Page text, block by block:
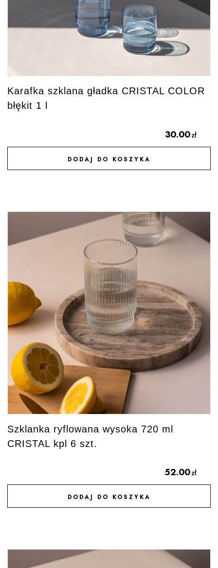
Karafka szklana gładka CRISTAL COLOR
błękit 1 l
30.00zł
DODAJ DO KOSZYKA
DODAJ DO ULUBIONYCH
Szklanka ryflowana wysoka 720 ml
CRISTAL kpl 6 szt.
52.00zł
DODAJ DO KOSZYKA
DODAJ DO ULUBIONYCH